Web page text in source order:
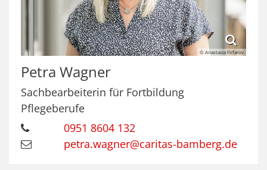
© Anastasia Firfarov
Petra Wagner
Sachbearbeiterin für Fortbildung
Pflegeberufe
0951 8604 132
petra.wagner@caritas-bamberg.de